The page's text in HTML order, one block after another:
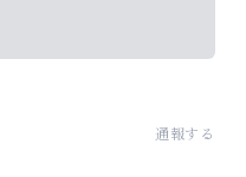
通報する